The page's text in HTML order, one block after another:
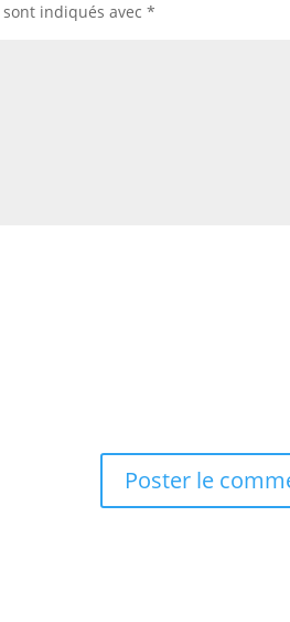
sont indiqués avec*